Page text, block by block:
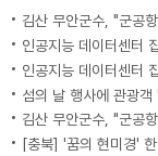
김산 무안군수, "군공
인공지능 데이터센터
인공지능 데이터센터
섬의 날 행사에 관광
김산 무안군수, "군공